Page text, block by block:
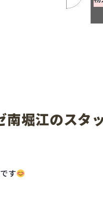
南堀江のスタ
す